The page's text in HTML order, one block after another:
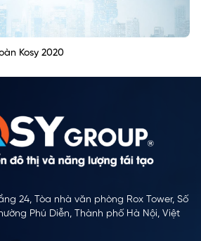
Kosy 2020
24, Tòa nhà văn phòng Rox Tower, Số
Phú Diễn, Thành phố Hà Nội, Việt